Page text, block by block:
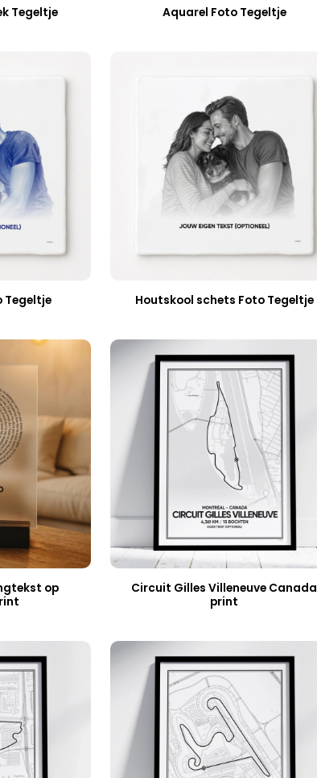
Tegeltje Aquarel Foto Tegeltje
Tegeltje Houtskool schets Foto Tegeltje
op
Circuit Gilles Villeneuve Canada
print